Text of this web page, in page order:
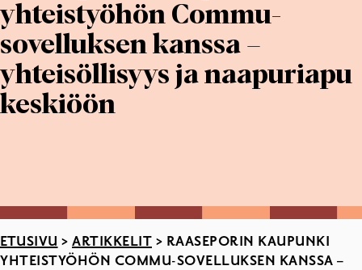
yhteistyöhön Commu-
sovelluksen kanssa –
yhteisöllisyys ja naapuriapu
keskiöön
ETUSIVU > ARTIKKELIT > RAASEPORIN KAUPUNKI
YHTEISTYÖHÖN COMMU-SOVELLUKSEN KANSSA –